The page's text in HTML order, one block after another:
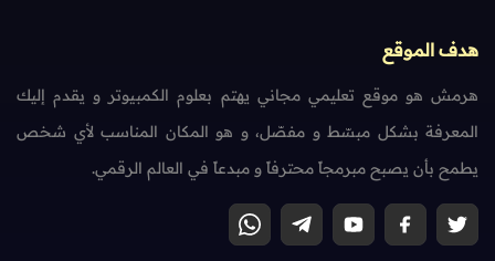
هدف الموقع
هرمش هو موقع تعليمي مجاني يهتم بعلوم الكمبيوتر و يقدم إليك
المعرفة بشكل مبسّط و مفصّل، و هو المكان المناسب لأي شخص
يطمح بأن يصبح مبرمجاً محترفاً و مبدعاً في العالم الرقمي.